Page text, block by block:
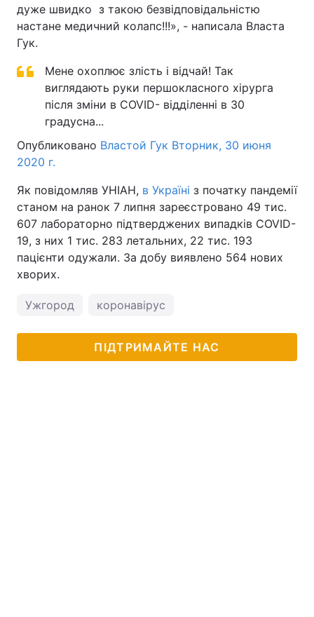
дуже швидко з такою безвідповідальністю
настане медичний колапс!!!», - написала Власта
Гук.
Мене охоплює злість і відчай! Так
виглядають руки першокласного хірурга
після зміни в COVID- відділенні в 30
градусна...
Опубликовано Властой Гук Вторник, 30 июня
2020 г.
Як повідомляв УНІАН, в Україні з початку пандемії
станом на ранок 7 липня зареєстровано 49 тис.
607 лабораторно підтверджених випадків COVID-
19, з них 1 тис. 283 летальних, 22 тис. 193
пацієнти одужали. За добу виявлено 564 нових
хворих.
Ужгород коронавірус
ПІДТРИМАЙТЕ НАС